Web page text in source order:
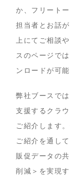
か、フリート
担当者とお話
上にてご相談
スのページで
ンロードが可能
弊社ブースで
支援するクラ
ご紹介します
ご紹介を通し
販促データの
削減＞を実現